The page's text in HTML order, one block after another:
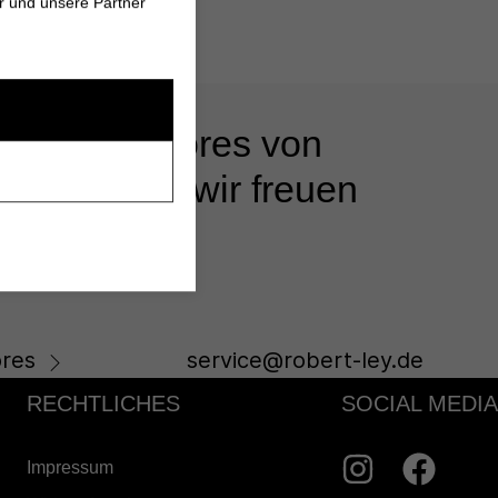
Stores von
beraten - wir freuen
service@robert-ley.de
RECHTLICHES
Impressum
SOCIAL MEDIA